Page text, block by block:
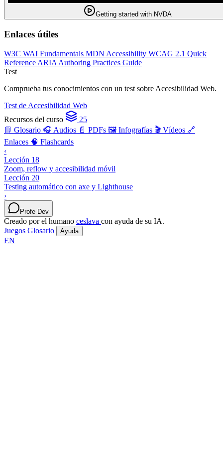
Getting started with NVDA
Enlaces útiles
W3C WAI Fundamentals MDN Accessibility WCAG 2.1 Quick
Reference ARIA Authoring Practices Guide
Test
Comprueba tus conocimientos con un test sobre Accesibilidad Web.
Test de Accesibilidad Web
Recursos del curso
25
📘 Glosario 🎧 Audios 📄 PDFs 🖼️ Infografías 🎬 Vídeos 🔗
Enlaces 🧠 Flashcards
‹
Lección 18
Zoom, reflow y accesibilidad móvil
Lección 20
Testing automático con axe y Lighthouse
›
Profe Dev
Creado por el humano ceslava con ayuda de su IA.
Juegos Glosario Ayuda
EN